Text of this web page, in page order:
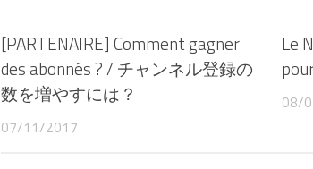
[PARTENAIRE] Comment gagner
des abonnés ? / チャンネル登録の
数を増やすには？
07/11/2017
Le
08/